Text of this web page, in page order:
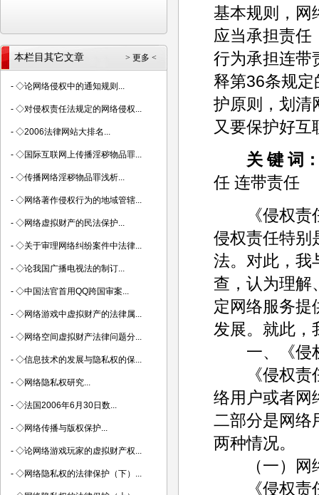
基本规则，网
应当承担责任
行为承担连带
释第36条规
护原则，划清
又要保护好互
关 键 词
任 连带责任
《侵权责任
侵权责任特别
法。对此，我
查，认为理解
定网络服务提
发展。就此，
一、《侵权
《侵权责任
络用户或者网
二部分是网络
两种情况。
（一）网络
《侵权责任
> 更多 <
本栏目其它文章
- ◇论网络侵权中的通知规则...
- ◇对侵权责任法规定的网络侵权...
- ◇2006法律网站大排名...
- ◇国际互联网上传播淫秽物品罪...
- ◇传播网络淫秽物品罪浅析...
- ◇网络著作侵权行为的地域管辖...
- ◇网络虚拟财产的民法保护...
- ◇关于审理网络纠纷案件中法律...
- ◇论我国广播电视法的制订...
- ◇中国法官首用QQ跨国审案...
- ◇网络游戏中虚拟财产的法律属...
- ◇网络空间虚拟财产法律问题分...
- ◇信息技术的发展与隐私权的保...
- ◇网络隐私权研究...
- ◇法国2006年6月30日数...
- ◇网络传播与版权保护...
- ◇论网络游戏玩家的虚拟财产权...
- ◇网络隐私权的法律保护（下）...